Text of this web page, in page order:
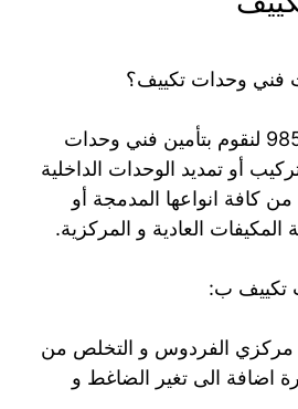
فني وحدات تكييف؟
تواصل معنا 98548488 لنقوم بتأمين فني وحدات
أو تمديد الوحدات الداخلية
كافة انواعها المدمجة أو
المكيفات العادية و المركزية.
تكييف ب:
مركزي الفردوس و التخلص من
اضافة الى تغير الضاغط و